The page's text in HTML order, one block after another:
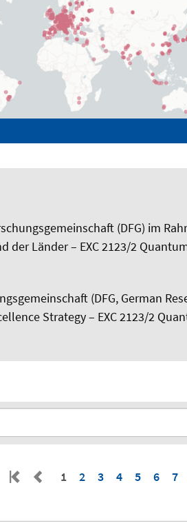
(DFG) im
der Länder – EXC 2123/2
(DFG, German
Strategy – EXC 2123/2
1 2 3 4 5 6 7